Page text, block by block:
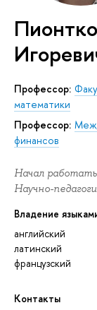
профессор:
математики
Профессор:
финансов
Начал
Научно-
Владение
английский
латинский
французский
Контакты